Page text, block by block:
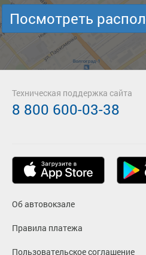
Посмотреть
Об автовокзале
Правила платежа
Пользовательское соглашение
Техническая поддержка сайта
8 800 600-03-38